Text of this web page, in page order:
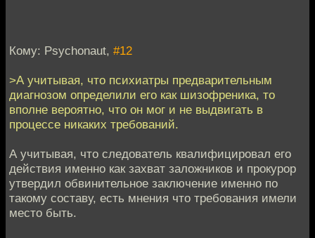
Кому: Psychonaut, #12
>А учитывая, что психиатры предварительным
диагнозом определили его как шизофреника, то
вполне вероятно, что он мог и не выдвигать в
процессе никаких требований.
А учитывая, что следователь квалифицировал его
действия именно как захват заложников и прокурор
утвердил обвинительное заключение именно по
такому составу, есть мнения что требования имели
место быть.